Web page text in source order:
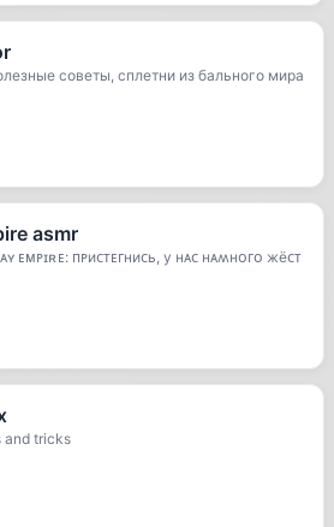
советы, сплетни из бального мира
asmr
ᴇᴍᴘɪʀᴇ: ᴨᴩиᴄᴛᴇᴦниᴄь, у нᴀᴄ нᴀʍнᴏᴦᴏ жёᴄᴛ
and tricks